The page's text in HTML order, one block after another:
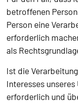
betroffenen
Person eine
erforderlich
als
Ist die
Interesses
erforderlich und